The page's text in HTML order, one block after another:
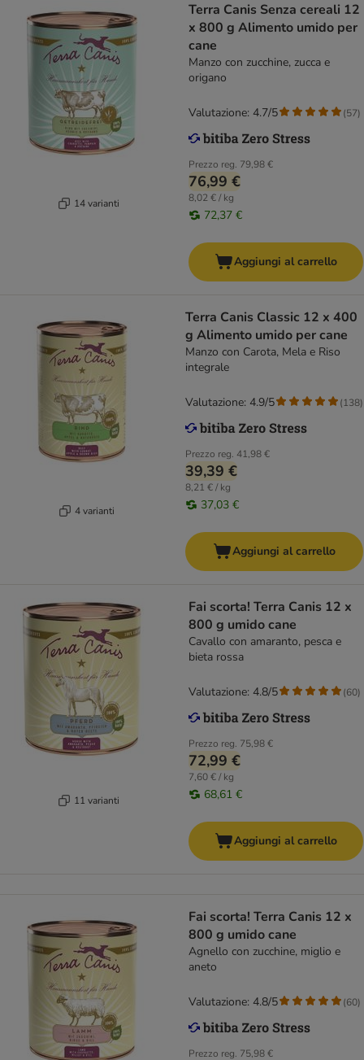
14 varianti
Terra Canis Senza cereali 12
x 800 g Alimento umido per
cane
Manzo con zucchine, zucca e
origano
Prezzo reg. 79,98 €
76,99 €
8,02 € / kg
72,37 €
Valutazione: 4.7/5 (57)
Aggiungi al carrello
4 varianti
Terra Canis Classic 12 x 400
g Alimento umido per cane
Manzo con Carota, Mela e Riso
integrale
Prezzo reg. 41,98 €
39,39 €
8,21 € / kg
37,03 €
Valutazione: 4.9/5 (138)
Aggiungi al carrello
11 varianti
Fai scorta! Terra Canis 12 x
800 g umido cane
Cavallo con amaranto, pesca e
bieta rossa
Prezzo reg. 75,98 €
72,99 €
7,60 € / kg
68,61 €
Valutazione: 4.8/5 (60)
Aggiungi al carrello
Fai scorta! Terra Canis 12 x
800 g umido cane
Agnello con zucchine, miglio e
aneto
Prezzo reg. 75,98 €
Valutazione: 4.8/5 (60)